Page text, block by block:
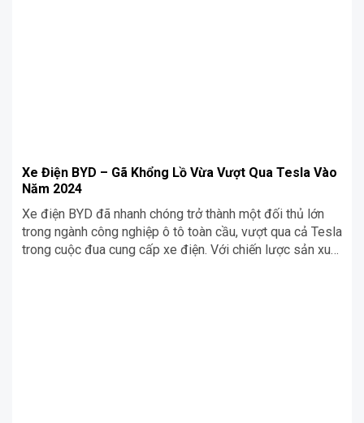
Xe Điện BYD – Gã Khổng Lồ Vừa Vượt Qua Tesla Vào
Năm 2024
Xe điện BYD đã nhanh chóng trở thành một đối thủ lớn
trong ngành công nghiệp ô tô toàn cầu, vượt qua cả Tesla
trong cuộc đua cung cấp xe điện. Với chiến lược sản xuất